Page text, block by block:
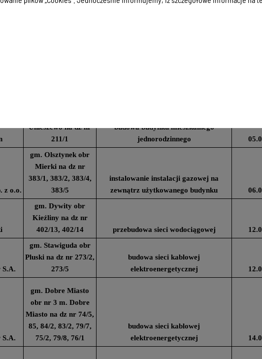
Unieszewo na dz nr
211/1
budowa budynku mieszkalnego
jednorodzinnego
z o.o.
gm. Olsztynek obr
Mierki na dz nr
383/1, 383/2, 383/4,
383/5
instalowanie instalacji gazowej na
zewnątrz użytkowanego budynku
gm. Dywity obr
Kieźliny na dz nr
402/13, 402/14
przebudowa sieci wodociągowej
gm. Stawiguda obr
Pluski na dz nr 273/2,
273/5
budowa sieci kablowej
elektroenergetycznej
gm. Dobre Miasto
obr nr 3 m. Dobre
Miasto na dz nr 74/5,
85, 84/2, 83/2, 79/7,
75/2, 79/8, 76/1
budowa sieci kablowej
elektroenergetycznej